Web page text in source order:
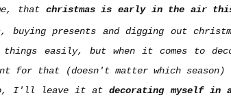
that christmas is early in the air
buying presents and digging out
easily, but when it comes to
for that (doesn't matter which season)
I'll leave it atdecorating myself in